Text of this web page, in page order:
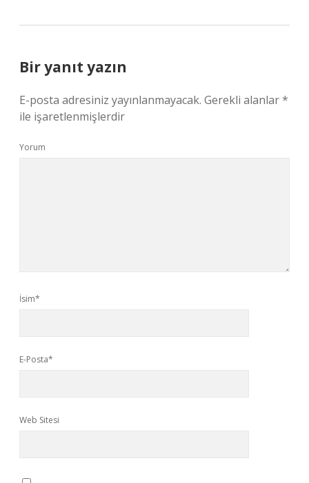
Bir yanıt yazın
E-posta adresiniz yayınlanmayacak. Gerekli alanlar*
ile işaretlenmişlerdir
Yorum
İsim*
E-Posta*
Web Sitesi